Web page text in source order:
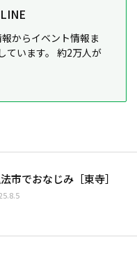
からイベント情報ま
ています。 約2万人が
市でおなじみ［東寺］